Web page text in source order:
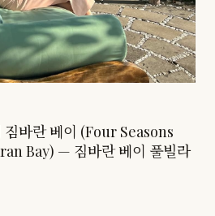
바란 베이 (Four Seasons
Bay) — 짐바란 베이 풀빌라